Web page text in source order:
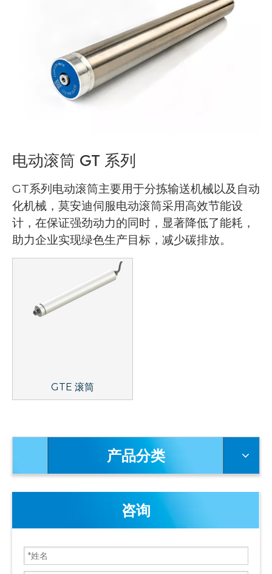
电动滚筒 GT 系列
GT系列电动滚筒主要用于分拣输送机械以及自动
化机械，莫安迪伺服电动滚筒采用高效节能设
计，在保证强劲动力的同时，显著降低了能耗，
助力企业实现绿色生产目标，减少碳排放。
GTE 滚筒
产品分类
咨询